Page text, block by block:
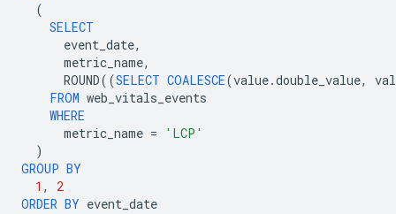
(
SELECT
event_date,
metric_name,
ROUND((SELECT COALESCE(value.double_value,
FROM web_vitals_events
WHERE
metric_name =
'LCP'
)
GROUP BY
1 ,
2
ORDER BY event_date